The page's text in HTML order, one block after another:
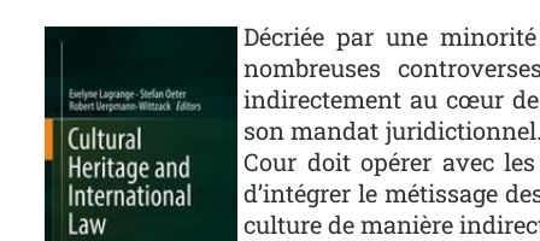
Photo
Décriée par une
nombreuses
indirectement au cœur de
son mandat
Cour doit opérer avec
d’intégrer le métissage
culture de manière